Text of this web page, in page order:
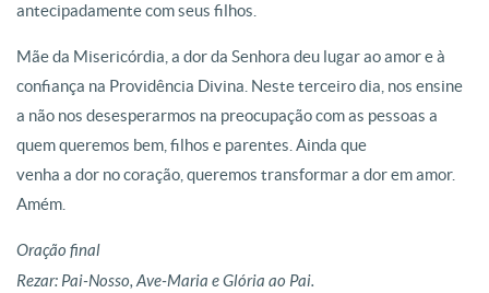
antecipadamente com seus filhos.
Mãe da Misericórdia, a dor da Senhora deu lugar ao amor e à
confiança na Providência Divina. Neste terceiro dia, nos ensine
a não nos desesperarmos na preocupação com as pessoas a
quem queremos bem, filhos e parentes. Ainda que
venha a dor no coração, queremos transformar a dor em amor.
Amém.
Oração final
Rezar: Pai-Nosso, Ave-Maria e Glória ao Pai.